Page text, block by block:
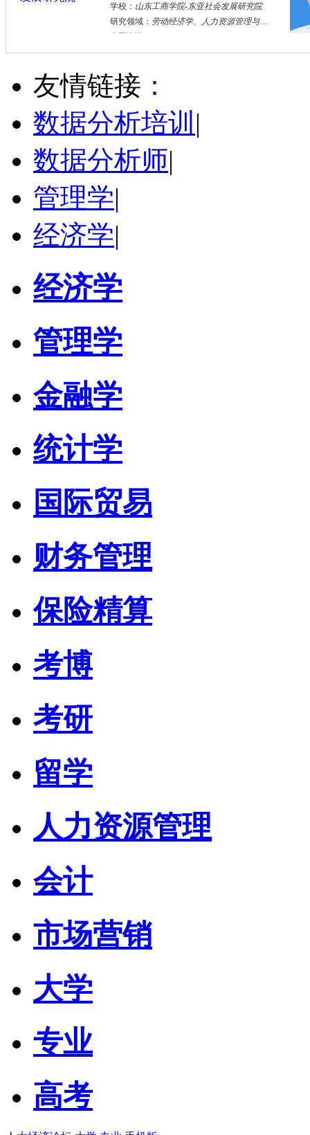
学校： 山东工商学院-东亚社会发展研究院
研究领域： 劳动经济学、人力资源管理与社会保障
立即咨询
戴稳胜 北京市
博导
学校：中国人民大学
立即咨询
友情链接：
数据分析培训 |
数据分析师|
管理学|
经济学|
经济学
管理学
金融学
统计学
国际贸易
财务管理
保险精算
考博
考研
留学
人力资源管理
会计
市场营销
大学
专业
高考